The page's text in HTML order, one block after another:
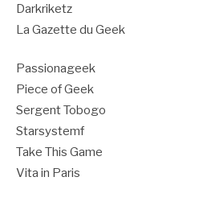
Darkriketz
La Gazette du Geek
Passionageek
Piece of Geek
Sergent Tobogo
Starsystemf
Take This Game
Vita in Paris